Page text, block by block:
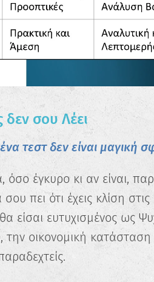
δεν σου Λέει
τεστ δεν είναι μαγική
έγκυρο κι αν είναι,
πει ότι έχεις κλίση
είσαι ευτυχισμένος ως
την οικονομική